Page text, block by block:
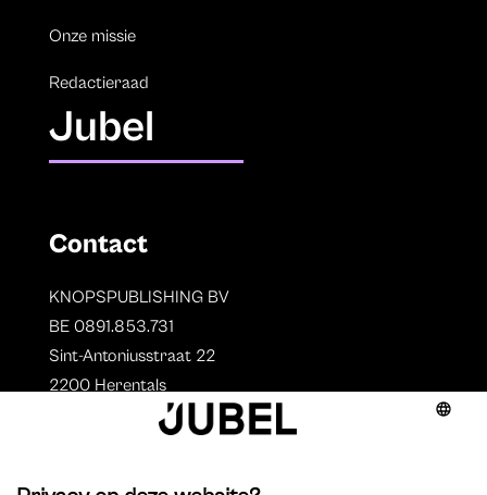
Onze missie
Redactieraad
Jubel
Contact
KNOPSPUBLISHING BV
BE 0891.853.731
Sint-Antoniusstraat 22
2200 Herentals